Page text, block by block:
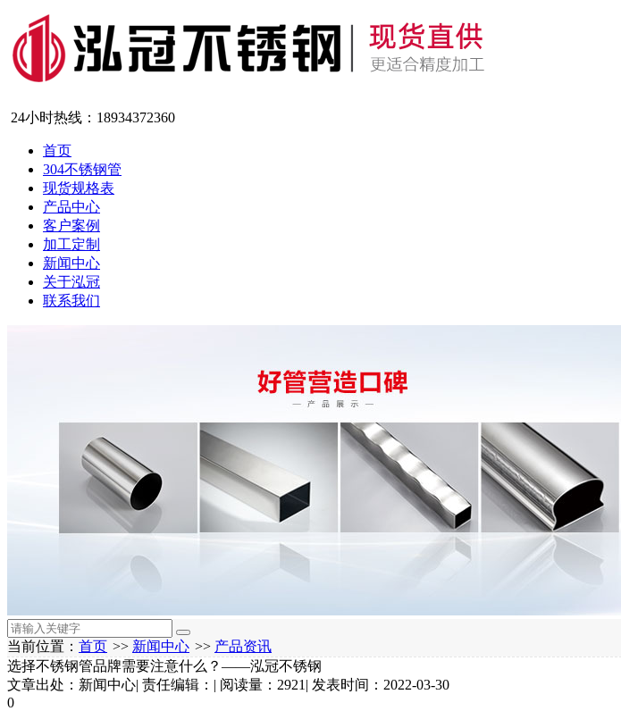
24小时热线： 18934372360
首页
304不锈钢管
现货规格表
产品中心
客户案例
加工定制
新闻中心
关于泓冠
联系我们
当前位置： 首页 >> 新闻中心 >> 产品资讯
选择不锈钢管品牌需要注意什么？——泓冠不锈钢
文章出处：新闻中心| 责任编辑： | 阅读量：2921 | 发表时间：2022-03-30
0